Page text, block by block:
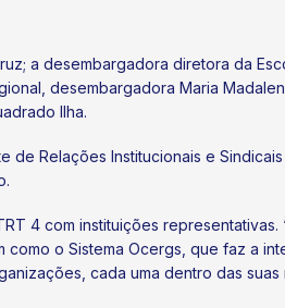
a desembargadora diretora da
desembargadora Maria
Ilha.
Relações Institucionais e
4 com instituições representativas.
o Sistema Ocergs, que faz a
cada uma dentro das